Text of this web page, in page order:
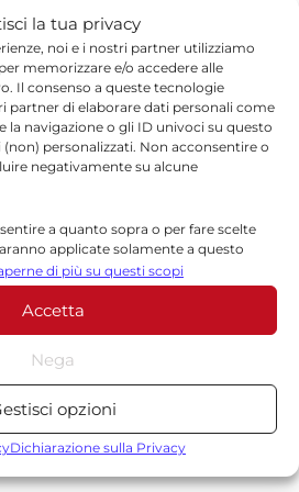
la tua privacy
noi e i nostri partner utilizziamo
memorizzare e/o accedere alle
Il consenso a queste tecnologie
partner di elaborare dati personali come
navigazione o gli ID univoci su questo
personalizzati. Non acconsentire o
negativamente su alcune
a quanto sopra o per fare scelte
applicate solamente a questo
impostazioni in qualsiasi momento,
utilizzando i pulsanti della Cookie
di gestione del consenso nella parte
dispositivo e/o accedervi, Misurare le
Misurare le prestazioni dei contenuti,
di più su questi scopi
Accetta
Nega
opzioni
Dichiarazione sulla Privacy